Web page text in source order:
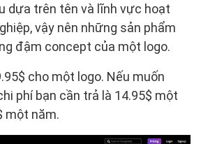
dựa trên tên và lĩnh vực hoạt
vậy nên những sản phẩm
đậm concept của một logo.
cho một logo. Nếu muốn
phí bạn cần trả là 14.95$ một
một năm.